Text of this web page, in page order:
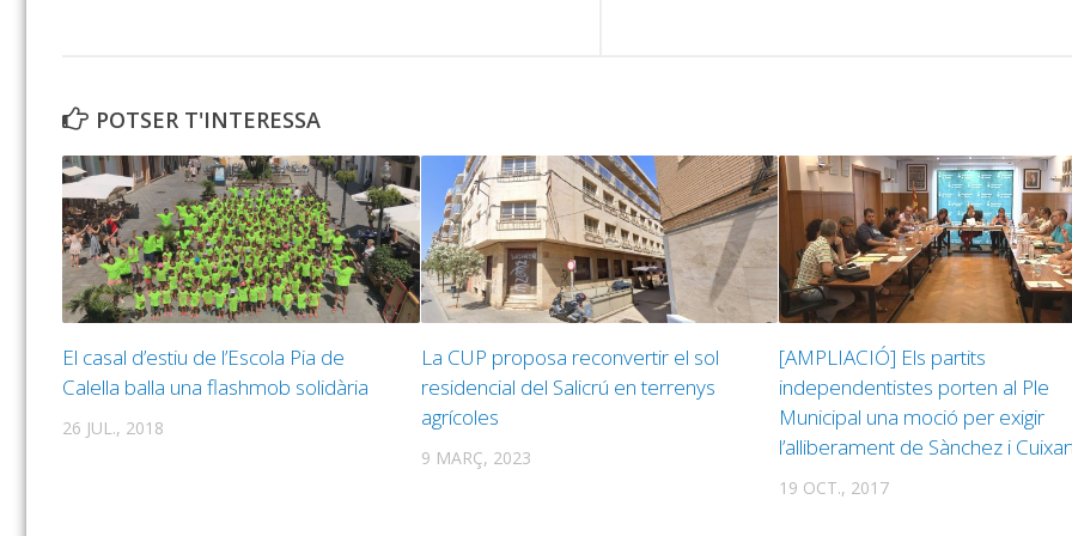
POTSER T'INTERESSA
El casal d’estiu de l’Escola Pia de
Calella balla una flashmob solidària
26 JUL., 2018
La CUP proposa reconvertir el sol
residencial del Salicrú en terrenys
agrícoles
9 MARÇ, 2023
[AMPLIACIÓ] Els partits
independentistes porten al Ple
Municipal una moció per exigir
l’alliberament de Sànchez i
19 OCT., 2017